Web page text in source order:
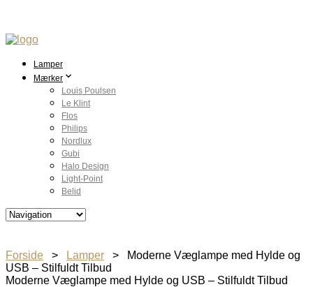
Lamper
Mærker
Louis Poulsen
Le Klint
Flos
Philips
Nordlux
Gubi
Halo Design
Light-Point
Belid
Forside > Lamper > Moderne Væglampe med Hylde og
USB – Stilfuldt Tilbud
Moderne Væglampe med Hylde og USB – Stilfuldt Tilbud